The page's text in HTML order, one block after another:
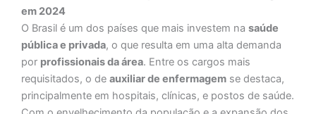
em 2024
O Brasil é um dos países que mais investem na saúde
pública e privada, o que resulta em uma alta demanda
por profissionais da área. Entre os cargos mais
requisitados, o de auxiliar de enfermagem se destaca,
principalmente em hospitais, clínicas, e postos de saúde.